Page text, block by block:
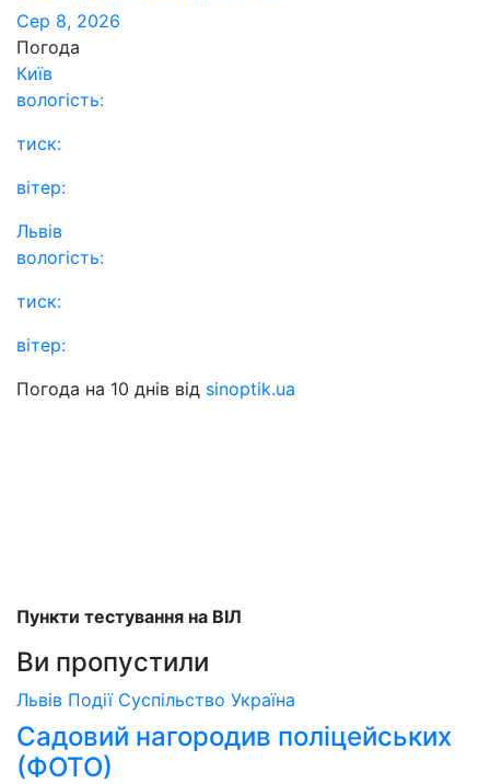
Сер 8, 2026
Погода
Київ
вологість:
тиск:
вітер:
Львів
вологість:
тиск:
вітер:
Погода на 10 днів від sinoptik.ua
Пункти тестування на ВІЛ
Ви пропустили
Львів Події Суспільство Україна
Садовий нагородив поліцейських
(ФОТО)